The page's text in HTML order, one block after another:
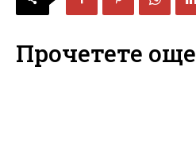
Прочетете още